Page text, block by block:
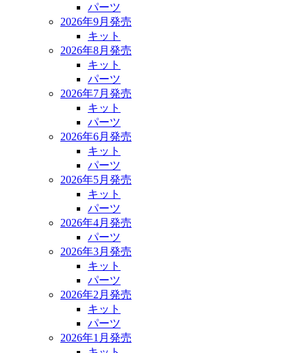
パーツ
2026年9月発売
キット
2026年8月発売
キット
パーツ
2026年7月発売
キット
パーツ
2026年6月発売
キット
パーツ
2026年5月発売
キット
パーツ
2026年4月発売
パーツ
2026年3月発売
キット
パーツ
2026年2月発売
キット
パーツ
2026年1月発売